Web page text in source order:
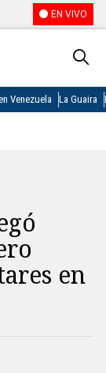
EN VIVO
Venezuela La Guaira
en